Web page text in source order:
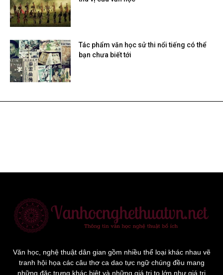
Tác phẩm văn học sử thi nổi tiếng có thể
bạn chưa biết tới
Văn học, nghệ thuật dân gian gồm nhiều thể loại khác nhau vẽ
tranh hội họa các câu thơ ca dao tực ngữ chúng đều mang
những đặc trưng khác biệt và những giá trị to lớn như giá trị